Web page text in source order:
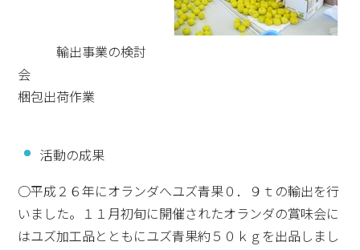
輸出事業の検討
梱包出荷作業
活動の成果
○平成２６年にオランダへユズ青果０．９ｔの輸出を行
いました。１１月初旬に開催されたオランダの賞味会に
はユズ加工品とともにユズ青果約５０ｋｇを出品しまし